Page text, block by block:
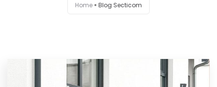
Home Blog Secticom